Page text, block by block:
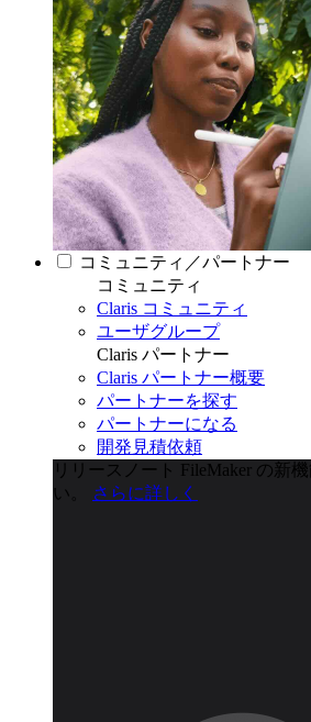
コミュニティ／パートナー
コミュニティ
Claris コミュニティ
ユーザグループ
Claris パートナー
Claris パートナー概要
パートナーを探す
パートナーになる
開発見積依頼
リリースノート
FileMaker の新
い。
さらに詳しく